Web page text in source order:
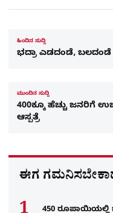
ಹಿಂದಿನ ಸುದ್ದಿ
ಭದ್ರಾ ಎಡದಂಡೆ, ಬಲದಂಡೆ
ಮುಂದಿನ ಸುದ್ದಿ
400ಕ್ಕೂ ಹೆಚ್ಚು ಜನರಿಗೆ
ಆಸ್ಪತ್ರೆ
ಈಗ
450